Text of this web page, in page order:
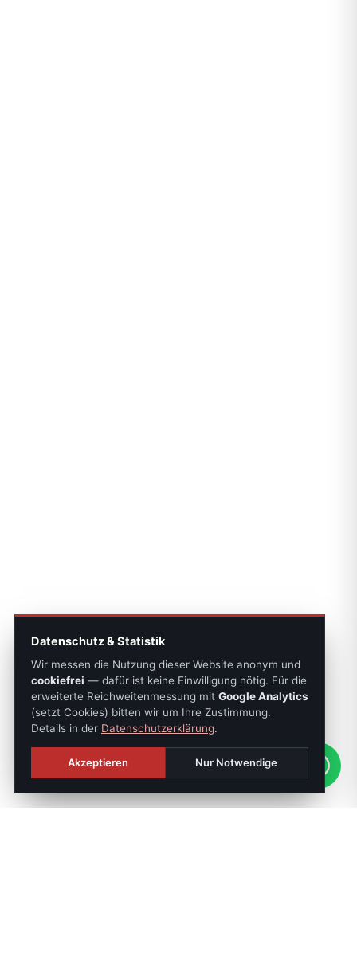
Datenschutz & Statistik
Wir messen die Nutzung dieser Website anonym und
cookiefrei — dafür ist keine Einwilligung nötig. Für die
erweiterte Reichweitenmessung mit Google Analytics
(setzt Cookies) bitten wir um Ihre Zustimmung.
Details in der Datenschutzerklärung.
Akzeptieren Nur Notwendige